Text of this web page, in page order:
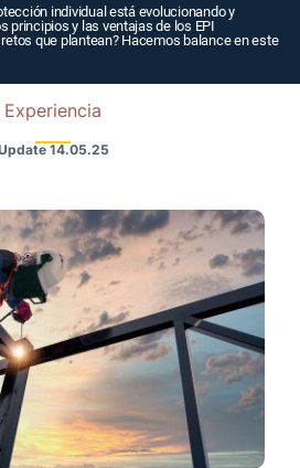
individual está evolucionando y
principios y las ventajas de los EPI
que plantean? Hacemos balance en este
Experiencia
14.05.25